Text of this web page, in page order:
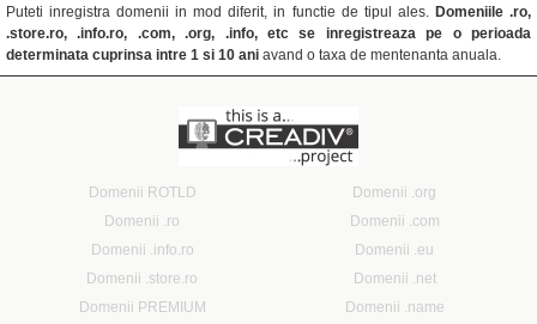
Puteti inregistra domenii in mod diferit, in functie de tipul ales. Domeniile .ro,
.store.ro, .info.ro, .com, .org, .info, etc se inregistreaza pe o perioada
determinata cuprinsa intre 1 si 10 ani avand o taxa de mentenanta anuala.
Domenii ROTLD
Domenii .ro
Domenii .info.ro
Domenii .store.ro
Domenii PREMIUM
Domenii .org
Domenii .com
Domenii .eu
Domenii .net
Domenii .name